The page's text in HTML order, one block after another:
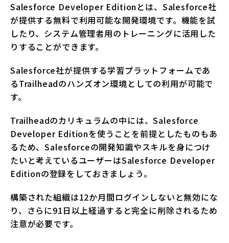
Salesforce Developer Editionとは、Salesforce社
が提供する無料で利用可能な開発環境です。機能を試
したり、システム管理者用のトレーニングに活用した
りすることができます。
Salesforce社が提供する学習プラットフォームであ
るTrailheadのハンズオン環境としての利用が可能で
す。
Trailheadのカリキュラムの中には、Salesforce
Developer Editionを使うことを前提としたものもあ
るため、Salesforceの開発知識やスキルを身につけ
たいと考えているユーザーはSalesforce Developer
Editionの登録をしておきましょう。
構築された組織は12か月間ログインしないと無効にな
り、さらに91日以上経過すると完全に削除されるため
注意が必要です。